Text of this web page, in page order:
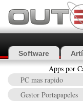
Apps por
PC mas rapido
Gestor Portapapeles
Software